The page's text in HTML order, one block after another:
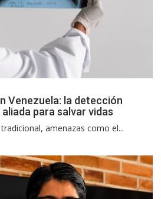
Venezuela: la detección
para salvar vidas
amenazas como el...